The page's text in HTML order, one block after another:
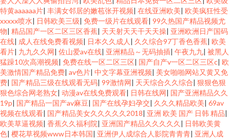
特黄aaaaaa片| 丰满女邻居的嫩苞张开视频| 在线亚洲欧美| 欧美疯狂性受
xxxxx喷水| 日韩欧美三级| 免费一级片在线观看| 99久热国产精品视频尤
物| 精品国产一区二区三区香蕉| 天天射天天干天天操| 亚洲欧洲日产国码
在线| 成人在线免费看视频| 日本久久成人 | 久久综合97丁香色香蕉| 欧美
看片| 九九久久网| 佐山爱av在线| 亚洲精品～无码抽插| 午夜九九| 被黑人
猛躁10次高潮视频| 免费在线一区二区三区| 国产自产v一区二区三区c| 欧
美激情国产精品免费| av色片| 中文字幕亚洲视频| 美女啪啪网站又黄又免
费| 国产精品三级在线观看无码| 99激情网| 天天综合久久综合| 狠狠色狠
狠色综合网老熟女| 动漫av在线免费观看| 日韩在线网| 国产亚洲精品久久
19p| 国产精品一国产av麻豆| 国产在线孕妇孕交| 久久久精品欧美| 69av
视频在线观看| 国产精品美女久久久久久2018| 亚洲 欧美 国产 日韩 精品|
欧美草逼视频| 香蕉久久福利院| 亚洲国产精品久久久久久 | 日韩欧美黄
色| 樱花草视频www日本韩国| 亚洲伊人成综合人影院青青青| 亚洲人成